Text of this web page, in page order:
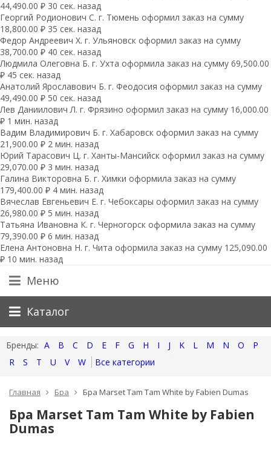
44,490.00 ₽ 30 сек. назад
Георгий Родионович С. г. Тюмень оформил заказ на сумму
18,800.00 ₽ 35 сек. назад
Федор Андреевич Х. г. Ульяновск оформил заказ на сумму
38,700.00 ₽ 40 сек. назад
Людмила Олеговна Б. г. Ухта оформила заказ на сумму 69,500.00
₽ 45 сек. назад
Анатолий Ярославович Б. г. Феодосия оформил заказ на сумму
49,490.00 ₽ 50 сек. назад
Лев Даниилович Л. г. Фрязино оформил заказ на сумму 16,000.00
₽ 1 мин. назад
Вадим Владимирович Б. г. Хабаровск оформил заказ на сумму
21,900.00 ₽ 2 мин. назад
Юрий Тарасович Ц. г. Ханты-Мансийск оформил заказ на сумму
29,070.00 ₽ 3 мин. назад
Галина Викторовна Б. г. Химки оформила заказ на сумму
179,400.00 ₽ 4 мин. назад
Вячеслав Евгеньевич Е. г. Чебоксары оформил заказ на сумму
26,980.00 ₽ 5 мин. назад
Татьяна Ивановна К. г. Черногорск оформила заказ на сумму
79,390.00 ₽ 6 мин. назад
Елена Антоновна Н. г. Чита оформила заказ на сумму 125,090.00
₽ 10 мин. назад
Меню
Каталог
A B C D E F G H I J K L M N O
P
R
S T U V W Все категории
Главная Бра Бра Marset Tam Tam White by Fabien Dumas
Бра Marset Tam Tam White by Fabien
Dumas